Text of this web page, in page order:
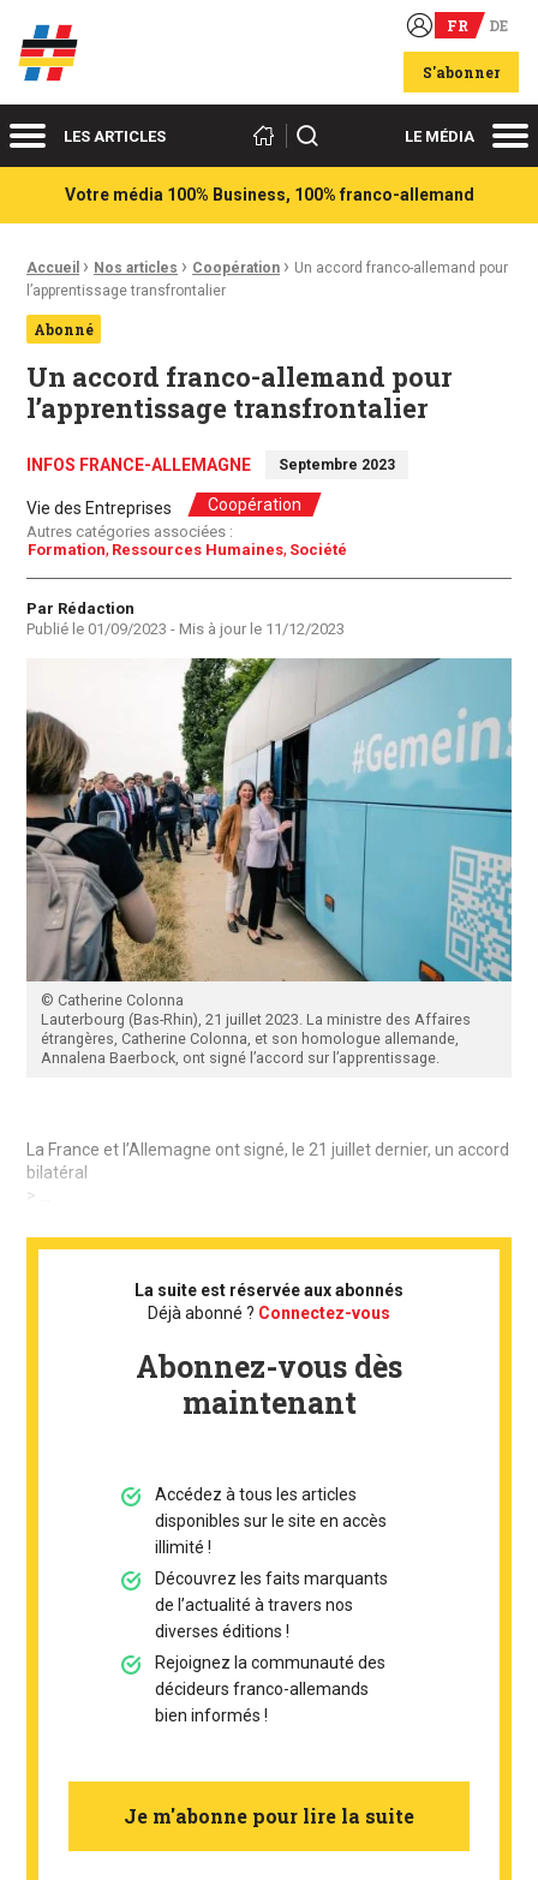
Acteurs du franco-allemand FR DE
S'abonner
MenuLES ARTICLES Rechercher LE MÉDIA
Votre média 100% Business, 100% franco-allemand
Fil d'Ariane :
Accueil › Nos articles › Coopération › Un accord franco-allemand pour
l’apprentissage transfrontalier
Abonné
Un accord franco-allemand pour
l’apprentissage transfrontalier
INFOS FRANCE-ALLEMAGNE Septembre 2023
Vie des Entreprises Coopération
Autres catégories associées :
Formation Ressources Humaines Société
Auteur
Par Rédaction
Publié le 01/09/2023 - Mis à jour le 11/12/2023
© Catherine Colonna
Lauterbourg (Bas-Rhin), 21 juillet 2023. La ministre des Affaires
étrangères, Catherine Colonna, et son homologue allemande,
Annalena Baerbock, ont signé l’accord sur l’apprentissage.
La France et l’Allemagne ont signé, le 21 juillet dernier, un accord
bilatéral
> ...
La suite est réservée aux abonnés
Déjà abonné ? Connectez-vous
Abonnez-vous dès
maintenant
Accédez à tous les articles
disponibles sur le site en accès
illimité !
Découvrez les faits marquants
de l’actualité à travers nos
diverses éditions !
Rejoignez la communauté des
décideurs franco-allemands
bien informés !
Je m'abonne pour lire la suite